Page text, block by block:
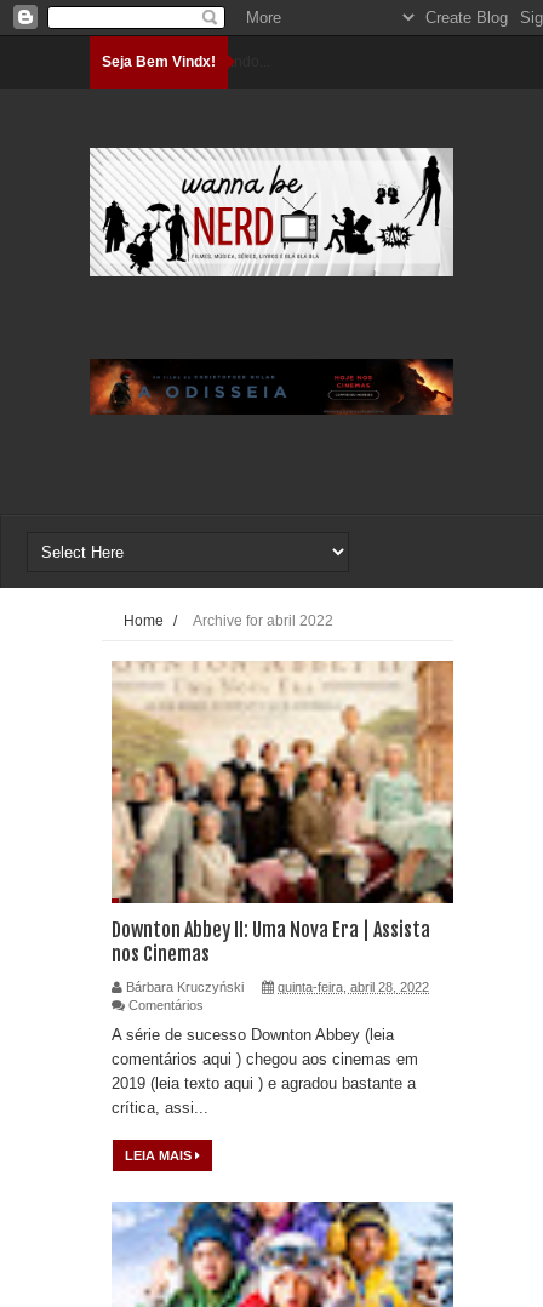
Seja Bem Vindx!Carregando...
Home / Archive for abril 2022
Downton Abbey II: Uma Nova Era | Assista
nos Cinemas
Bárbara Kruczyński
quinta-feira, abril 28, 2022
Comentários
A série de sucesso Downton Abbey (leia
comentários aqui ) chegou aos cinemas em
2019 (leia texto aqui ) e agradou bastante a
crítica, assi...
LEIA MAIS